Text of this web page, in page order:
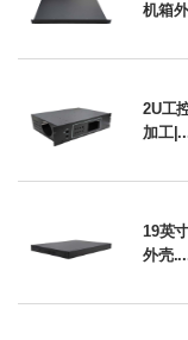
机箱
2U工
加工
19英
外壳